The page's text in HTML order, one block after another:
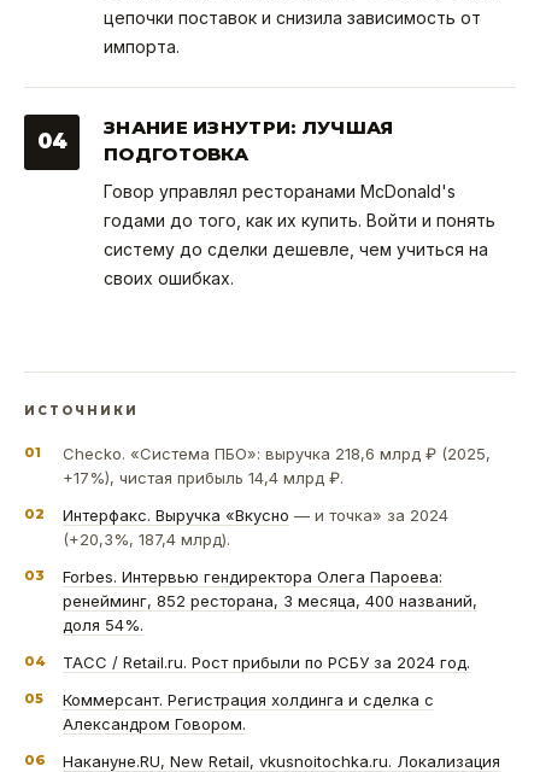
цепочки поставок и снизила зависимость от
импорта.
04
ЗНАНИЕ ИЗНУТРИ: ЛУЧШАЯ
ПОДГОТОВКА
Говор управлял ресторанами McDonald's
годами до того, как их купить. Войти и понять
систему до сделки дешевле, чем учиться на
своих ошибках.
ИСТОЧНИКИ
01
Checko. «Система ПБО»: выручка 218,6 млрд ₽ (2025,
+17%), чистая прибыль 14,4 млрд ₽.
02 Интерфакс. Выручка «Вкусно — и точка» за 2024
(+20,3%, 187,4 млрд).
03
Forbes. Интервью гендиректора Олега Пароева:
ренейминг, 852 ресторана, 3 месяца, 400 названий,
доля 54%.
04 ТАСС / Retail.ru. Рост прибыли по РСБУ за 2024 год.
05
Коммерсант. Регистрация холдинга и сделка с
Александром Говором.
06
Накануне.RU, New Retail, vkusnoitochka.ru. Локализация